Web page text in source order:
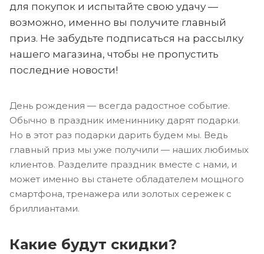
для покупок и испытайте свою удачу —
возможно, именно вы получите главный
приз. Не забудьте подписаться на рассылку
нашего магазина, чтобы не пропустить
последние новости!
День рождения — всегда радостное событие.
Обычно в праздник имениннику дарят подарки.
Но в этот раз подарки дарить будем мы. Ведь
главный приз мы уже получили — наших любимых
клиентов. Разделите праздник вместе с нами, и
может именно вы станете обладателем мощного
смартфона, тренажера или золотых сережек с
бриллиантами.
Какие будут скидки?